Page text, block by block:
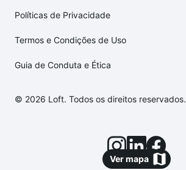
Ver mapa
Políticas de Privacidade
Termos e Condições de Uso
Guia de Conduta e Ética
© 2026 Loft. Todos os direitos reservados.